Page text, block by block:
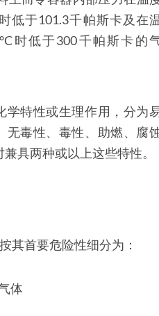
低于101.3千帕斯卡及在
时低于300千帕斯卡的
学特性或生理作用，分为
无毒性、毒性、助燃、腐
具两种或以上这些特性。
其首要危险性细分为：
体